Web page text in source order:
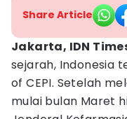
Share Article
Jakarta, IDN
sejarah, Indonesia
of CEPI. Setelah
mulai bulan Maret